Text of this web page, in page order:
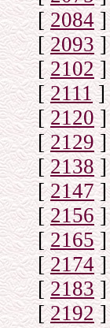
[2084]
[2093]
[2102]
[2111]
[2120]
[2129]
[2138]
[2147]
[2156]
[ 2165]
[2174]
[2183]
[2192]